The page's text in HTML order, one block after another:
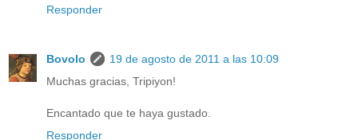
Responder
Bovolo
19 de agosto de 2011 a las 10:09
Muchas gracias, Tripiyon!
Encantado que te haya gustado.
Responder